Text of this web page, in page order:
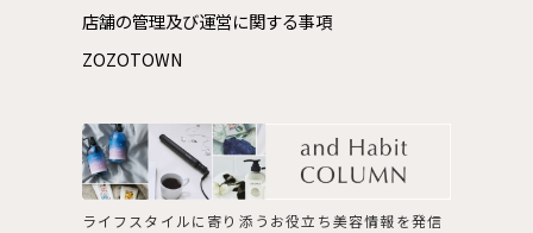
店舗の管理及び運営に関する事項
ZOZOTOWN
ライフスタイルに寄り添うお役立ち美容情報を発信